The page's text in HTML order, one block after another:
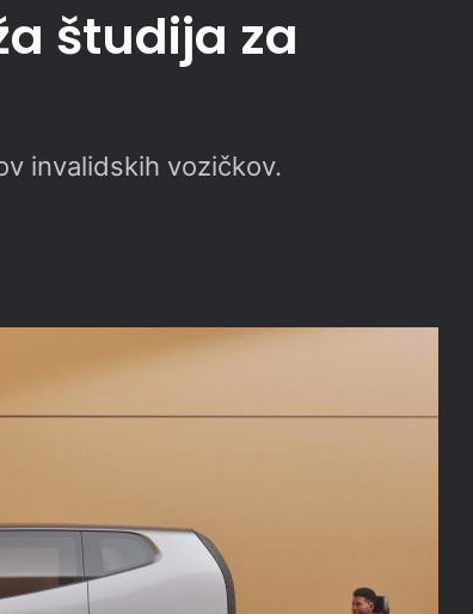
študija za
invalidskih vozičkov.